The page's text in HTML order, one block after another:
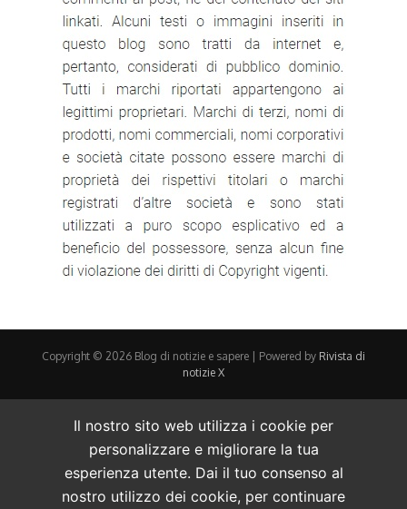
Copyright © 2026 Blog di notizie e sapere | Powered by Rivista di
notizie X
Il nostro sito web utilizza i cookie per
personalizzare e migliorare la tua
esperienza utente. Dai il tuo consenso al
nostro utilizzo dei cookie, per continuare